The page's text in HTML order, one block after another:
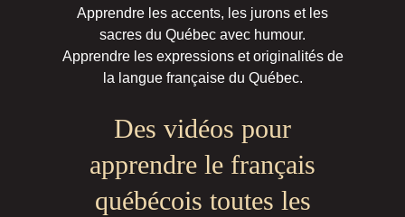
Apprendre les accents, les jurons et les
sacres du Québec avec humour.
Apprendre les expressions et originalités de
la langue française du Québec.
Des vidéos pour
apprendre le français
québécois toutes les